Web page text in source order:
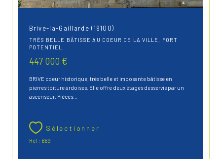
Brive-la-Gaillarde (19100)
TRÈS BELLE BÂTISSE AU COEUR DE LA VILLE, FORT
POTENTIEL.
447 000 €
BRIVE coeur historique, très belle et imposante bâtisse en
pierres toiture ardoises. Elle offre deux étages desservis par un
ascenseur. Pièces...
Sélectionner
Réf : 669